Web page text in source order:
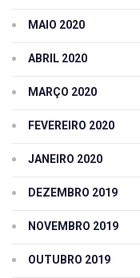
MAIO 2020
ABRIL 2020
MARÇO 2020
FEVEREIRO 2020
JANEIRO 2020
DEZEMBRO 2019
NOVEMBRO 2019
OUTUBRO 2019